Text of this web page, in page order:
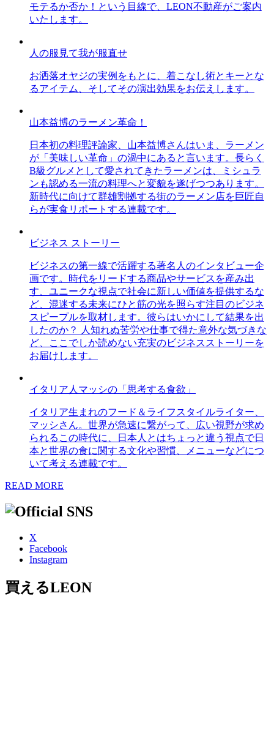
モテるか否か！という目線で、LEON不動産がご案内
いたします。
人の服見て我が服直せ
お洒落オヤジの実例をもとに、着こなし術とキーとな
るアイテム、そしてその演出効果をお伝えします。
山本益博のラーメン革命！
日本初の料理評論家、山本益博さんはいま、ラーメン
が「美味しい革命」の渦中にあると言います。長らく
B級グルメとして愛されてきたラーメンは、ミシュラ
ンも認める一流の料理へと変貌を遂げつつあります。
新時代に向けて群雄割拠する街のラーメン店を巨匠自
らが実食リポートする連載です。
ビジネス ストーリー
ビジネスの第一線で活躍する著名人のインタビュー企
画です。時代をリードする商品やサービスを産み出
す、ユニークな視点で社会に新しい価値を提供するな
ど、混迷する未来にひと筋の光を照らす注目のビジネ
スピープルを取材します。彼らはいかにして結果を出
したのか？ 人知れぬ苦労や仕事で得た意外な気づきな
ど、ここでしか読めない充実のビジネスストーリーを
お届けします。
イタリア人マッシの「思考する食欲」
イタリア生まれのフード＆ライフスタイルライター、
マッシさん。世界が急速に繋がって、広い視野が求め
られるこの時代に、日本人とはちょっと違う視点で日
本と世界の食に関する文化や習慣、メニューなどにつ
いて考える連載です。
READ MORE
X
Facebook
Instagram
買えるLEON